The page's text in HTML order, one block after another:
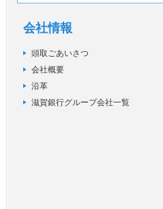
会社情報
頭取ごあいさつ
会社概要
沿革
滋賀銀行グループ会社一覧